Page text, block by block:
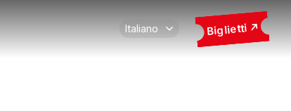
Biglietti